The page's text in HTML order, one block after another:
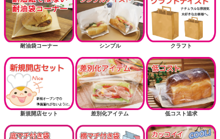
耐油袋コーナー シンプル クラフト
新規開店セット 差別化アイテム 低コスト追求